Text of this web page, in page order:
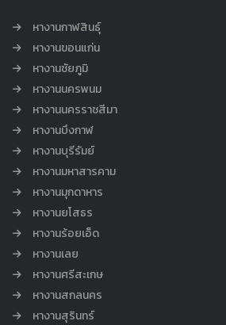
หางานกาฬสินธุ์
หางานขอนแก่น
หางานชัยภูมิ
หางานนครพนม
หางานนครราชสีมา
หางานบึงกาฬ
หางานบุรีรัมย์
หางานมหาสารคาม
หางานมุกดาหาร
หางานยโสธร
หางานร้อยเอ็ด
หางานเลย
หางานศรีสะเกษ
หางานสกลนคร
หางานสุรินทร์